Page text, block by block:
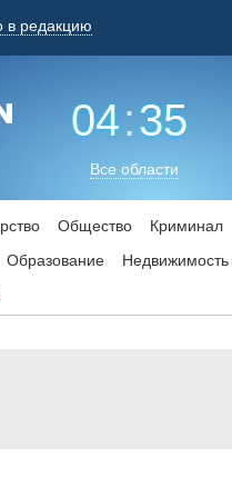
в редакцию
04:35
Все области
Общество
Криминал
Образование
Недвижимость